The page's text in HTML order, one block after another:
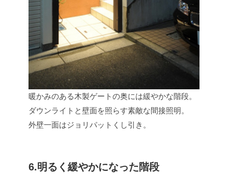
暖かみのある木製ゲートの奥には緩やかな階段。
ダウンライトと壁面を照らす素敵な間接照明。
外壁一面はジョリパットくし引き。
6.明るく緩やかになった階段